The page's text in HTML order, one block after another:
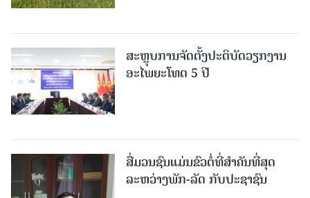
ສະຫຼຸບການຈັດຕັ້ງປະຕິບັດວຽກງານ
ອະໄພຍະໂທດ 5 ປີ
ສື່ມວນຊົນແມ່ນຂົວຕໍ່ທີ່ສໍາຄັນທີ່ສຸດ
ລະຫວ່າງພັກ-ລັດ ກັບປະຊາຊົນ